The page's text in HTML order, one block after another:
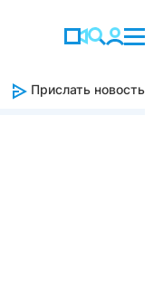
Прислать новость